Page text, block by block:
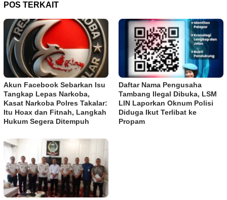
POS TERKAIT
Akun Facebook Sebarkan Isu
Tangkap Lepas Narkoba,
Kasat Narkoba Polres Takalar:
Itu Hoax dan Fitnah, Langkah
Hukum Segera Ditempuh
Daftar Nama Pengusaha
Tambang Ilegal Dibuka, LSM
LIN Laporkan Oknum Polisi
Diduga Ikut Terlibat ke
Propam